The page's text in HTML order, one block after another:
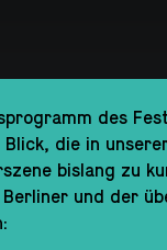
des
die in
bislang zu
und der